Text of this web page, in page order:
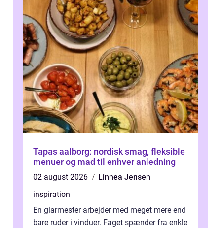
Tapas aalborg: nordisk smag, fleksible
menuer og mad til enhver anledning
02 august 2026
Linnea Jensen
inspiration
En glarmester arbejder med meget mere end
bare ruder i vinduer. Faget spænder fra enkle